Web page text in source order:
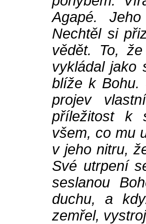
Agapé.
Nechtěl si
vědět. To,
vykládal jako
blíže k Bohu.
projev
příležitost k
všem, co mu
v jeho nitru,
Své utrpení
seslanou
duchu, a
zemřel,